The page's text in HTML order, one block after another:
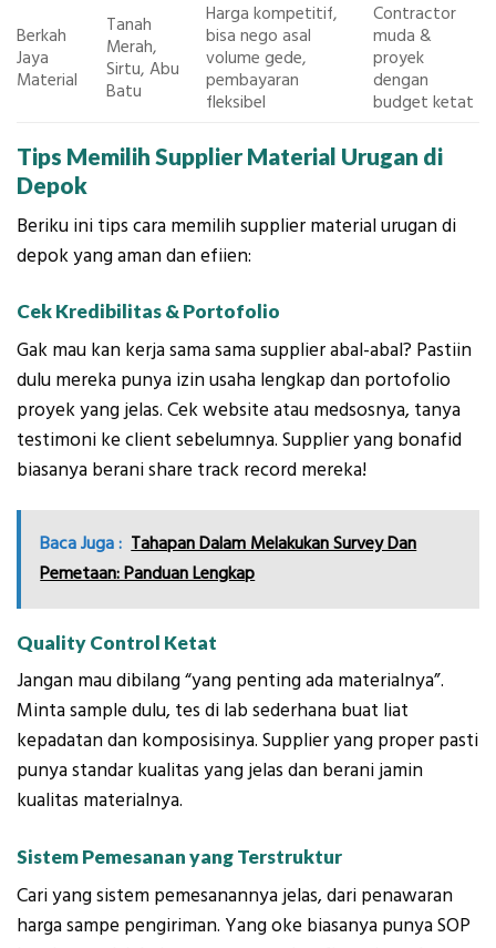
Berkah
Jaya
Material
Tanah
Merah,
Sirtu, Abu
Batu
Harga kompetitif,
bisa nego asal
volume gede,
pembayaran
fleksibel
Contractor
muda &
proyek
dengan
budget ketat
Tips Memilih Supplier Material Urugan di
Depok
Beriku ini tips cara memilih supplier material urugan di
depok yang aman dan efiien:
Cek Kredibilitas & Portofolio
Gak mau kan kerja sama sama supplier abal-abal? Pastiin
dulu mereka punya izin usaha lengkap dan portofolio
proyek yang jelas. Cek website atau medsosnya, tanya
testimoni ke client sebelumnya. Supplier yang bonafid
biasanya berani share track record mereka!
Baca Juga : Tahapan Dalam Melakukan Survey Dan
Pemetaan: Panduan Lengkap
Quality Control Ketat
Jangan mau dibilang “yang penting ada materialnya”.
Minta sample dulu, tes di lab sederhana buat liat
kepadatan dan komposisinya. Supplier yang proper pasti
punya standar kualitas yang jelas dan berani jamin
kualitas materialnya.
Sistem Pemesanan yang Terstruktur
Cari yang sistem pemesanannya jelas, dari penawaran
harga sampe pengiriman. Yang oke biasanya punya SOP